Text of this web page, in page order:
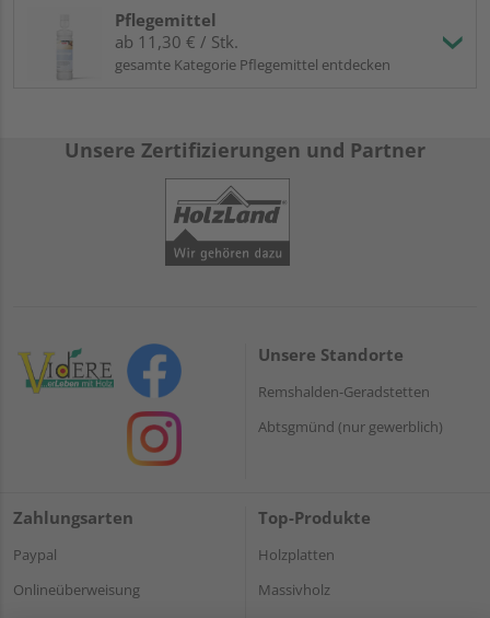
Pflegemittel
ab 11,30 € / Stk.
gesamte Kategorie Pflegemittel entdecken
Unsere Zertifizierungen und Partner
Unsere Standorte
Remshalden-Geradstetten
Abtsgmünd (nur gewerblich)
Zahlungsarten
Paypal
Onlineüberweisung
Top-Produkte
Holzplatten
Massivholz